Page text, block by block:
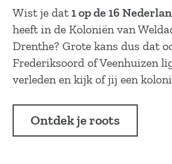
Wist je dat 1 op de 16
heeft in de Koloniën van
Drenthe? Grote kans dus dat
Frederiksoord of Veenhuizen
verleden en kijk of jij een
Ontdek je roots